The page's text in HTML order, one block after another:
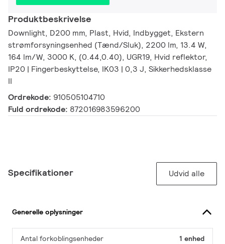
Produktbeskrivelse
Downlight, D200 mm, Plast, Hvid, Indbygget, Ekstern
strømforsyningsenhed (Tænd/Sluk), 2200 lm, 13.4 W,
164 lm/W, 3000 K, (0.44,0.40), UGR19, Hvid reflektor,
IP20 | Fingerbeskyttelse, IK03 | 0,3 J, Sikkerhedsklasse
II
Ordrekode: 910505104710
Fuld ordrekode: 872016983596200
Specifikationer Udvid alle
Generelle oplysninger
Antal forkoblingsenheder 1 enhed